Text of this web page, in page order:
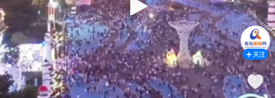
关注